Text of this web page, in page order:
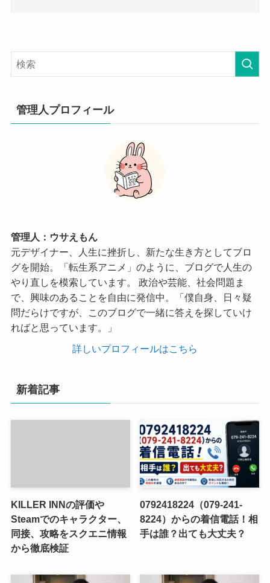
管理人プロフィール
管理人：ウサえもん
元デザイナー、人生に挫折し、新たな生き方としてブロ
グを開始。「転生系アニメ」のように、ブログで人生の
やり直しを模索しています。 政治や芸能、社会問題ま
で、興味のあることを自由に発信中。「僕自身、日々疑
問だらけですが、このブログで一緒に答えを探していけ
ればと思っています。」
詳しいプロフィールはこちら
新着記事
KILLER INNの評価や
Steamでのキャラクター、
同接、攻略をスクエニ情報
から徹底検証
0792418224（079-241-
8224）からの着信電話！相
手は誰？出ても大丈夫？